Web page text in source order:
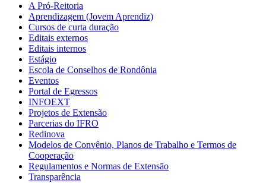
A Pró-Reitoria
Aprendizagem (Jovem Aprendiz)
Cursos de curta duração
Editais externos
Editais internos
Estágio
Escola de Conselhos de Rondônia
Eventos
Portal de Egressos
INFOEXT
Projetos de Extensão
Parcerias do IFRO
Redinova
Modelos de Convênio, Planos de Trabalho e Termos de
Cooperação
Regulamentos e Normas de Extensão
Transparência